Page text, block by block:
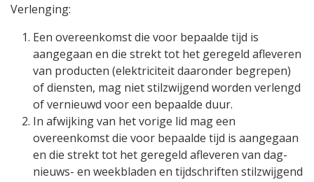
Verlenging:
Een overeenkomst die voor bepaalde tijd is
aangegaan en die strekt tot het geregeld afleveren
van producten (elektriciteit daaronder begrepen)
of diensten, mag niet stilzwijgend worden verlengd
of vernieuwd voor een bepaalde duur.
In afwijking van het vorige lid mag een
overeenkomst die voor bepaalde tijd is aangegaan
en die strekt tot het geregeld afleveren van dag-
nieuws- en weekbladen en tijdschriften stilzwijgend